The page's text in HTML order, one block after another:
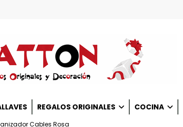
REGALOS ORIGINALES COCINA
Cables Rosa